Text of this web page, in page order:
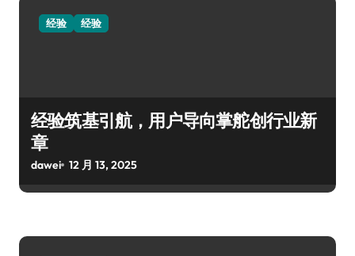
经验 经验
经验筑基引航，用户导向掌舵创行业新
章
dawei 12 月 13, 2025